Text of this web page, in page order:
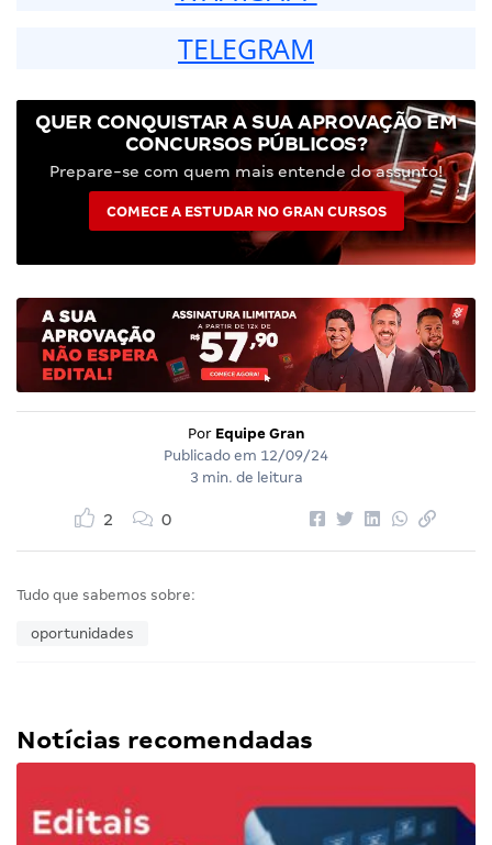
TELEGRAM
QUER CONQUISTAR A SUA APROVAÇÃO EM
CONCURSOS PÚBLICOS?
Prepare-se com quem mais entende do assunto!
COMECE A ESTUDAR NO GRAN CURSOS
Por Equipe Gran
Publicado em 12/09/24
3 min. de leitura
2 0
Tudo que sabemos sobre:
oportunidades
Notícias recomendadas